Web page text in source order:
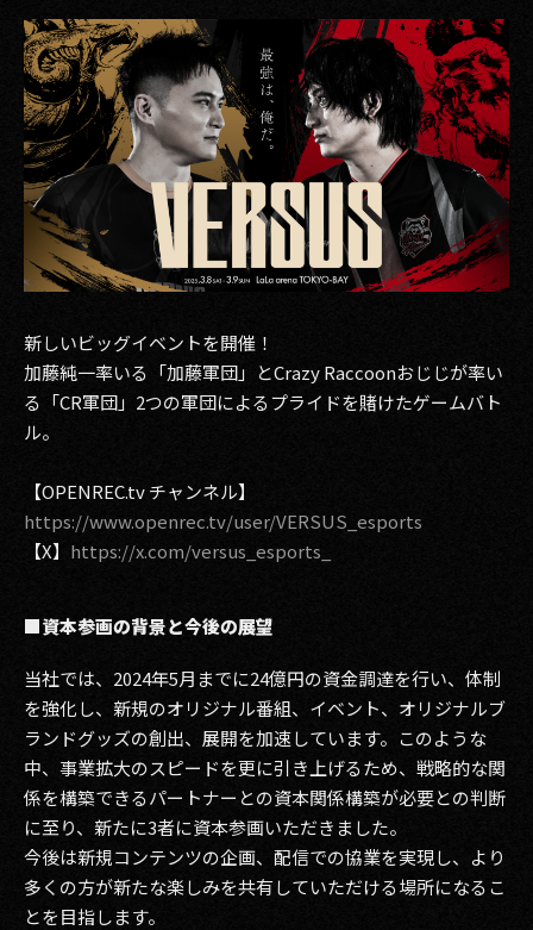
新しいビッグイベントを開催！
加藤純一率いる「加藤軍団」とCrazy Raccoonおじじが率い
る「CR軍団」2つの軍団によるプライドを賭けたゲームバト
ル。
【OPENREC.tv チャンネル】
https://www.openrec.tv/user/VERSUS_esports
【X】 https://x.com/versus_esports_
■資本参画の背景と今後の展望
当社では、2024年5月までに24億円の資金調達を行い、体制
を強化し、新規のオリジナル番組、イベント、オリジナルブ
ランドグッズの創出、展開を加速しています。このような
中、事業拡大のスピードを更に引き上げるため、戦略的な関
係を構築できるパートナーとの資本関係構築が必要との判断
に至り、新たに3者に資本参画いただきました。
今後は新規コンテンツの企画、配信での協業を実現し、より
多くの方が新たな楽しみを共有していただける場所になるこ
とを目指します。